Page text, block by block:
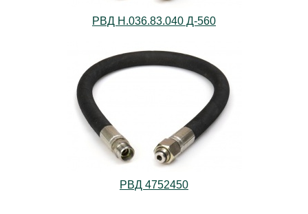
РВД Н.036.83.040 Д-560
РВД 4752450